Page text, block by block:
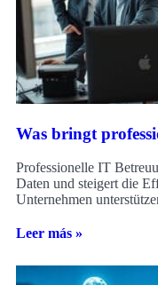
Was bringt
Professionelle IT
Daten und steigert die
Unternehmen
Leer más »